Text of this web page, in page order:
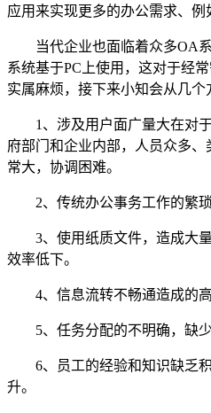
应用来实现更多的办公需求、例
当代企业也面临着众多OA系
系统基于PC上使用，这对于经
实属麻烦，接下来小知会从几个
1、涉及用户面广量大在对于
府部门和企业内部，人员众多
常大，协调困难。
2、传统办公事务工作的繁琐
3、使用纸质文件，造成大量
效率低下。
4、信息流转不畅通造成的高
5、任务分配的不明确，缺少
6、员工的经验和知识缺乏积
升。